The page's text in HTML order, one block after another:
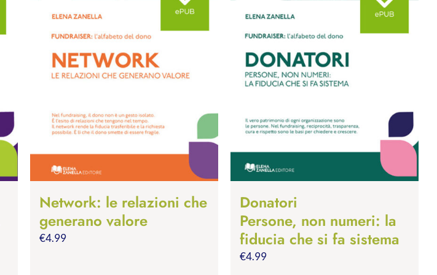
Network: le relazioni che
generano valore
€4.99
Donatori
Persone, non numeri: la
fiducia che si fa sistema
€4.99